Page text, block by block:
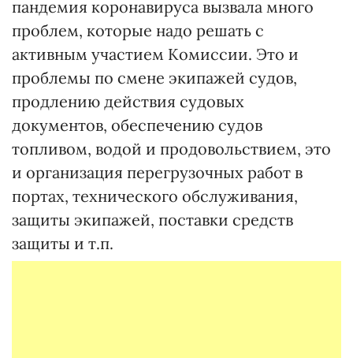
пандемия коронавируса вызвала много
проблем, которые надо решать с
активным участием Комиссии. Это и
проблемы по смене экипажей судов,
продлению действия судовых
документов, обеспечению судов
топливом, водой и продовольствием, это
и организация перегрузочных работ в
портах, технического обслуживания,
защиты экипажей, поставки средств
защиты и т.п.